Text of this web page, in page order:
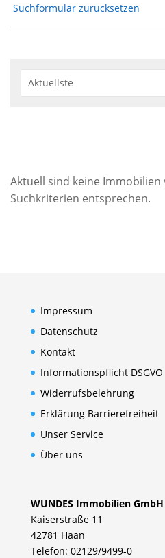
Suchformular zurücksetzen
Aktuell sind keine
Suchkriterien entsprechen.
Impressum
Datenschutz
Kontakt
Informationspflicht DSGVO
Widerrufsbelehrung
Erklärung Barrierefreiheit
Unser Service
Über uns
WUNDES Immobilien GmbH
Kaiserstraße 11
42781 Haan
Telefon: 02129/9499-0